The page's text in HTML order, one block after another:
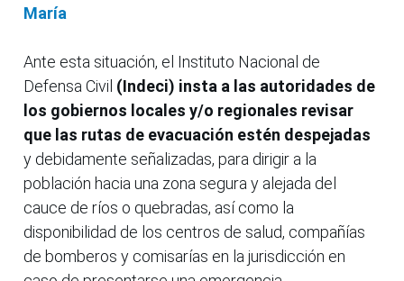
María
Ante esta situación, el Instituto Nacional de
Defensa Civil (Indeci) insta a las autoridades de
los gobiernos locales y/o regionales revisar
que las rutas de evacuación estén despejadas
y debidamente señalizadas, para dirigir a la
población hacia una zona segura y alejada del
cauce de ríos o quebradas, así como la
disponibilidad de los centros de salud, compañías
de bomberos y comisarías en la jurisdicción en